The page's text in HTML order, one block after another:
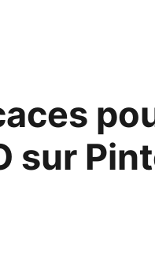
sur